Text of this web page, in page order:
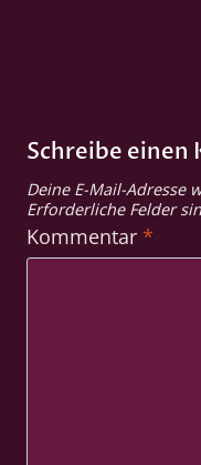
Schreibe einen
Deine E-Mail-Adresse
Erforderliche Felder
Kommentar *